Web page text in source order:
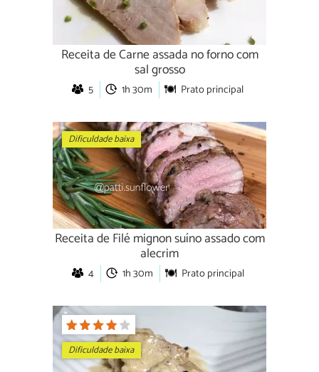
Receita de Carne assada no forno com
sal grosso
5 1h 30m Prato principal
Dificuldade baixa
Receita de Filé mignon suíno assado com
alecrim
4 1h 30m Prato principal
Dificuldade baixa